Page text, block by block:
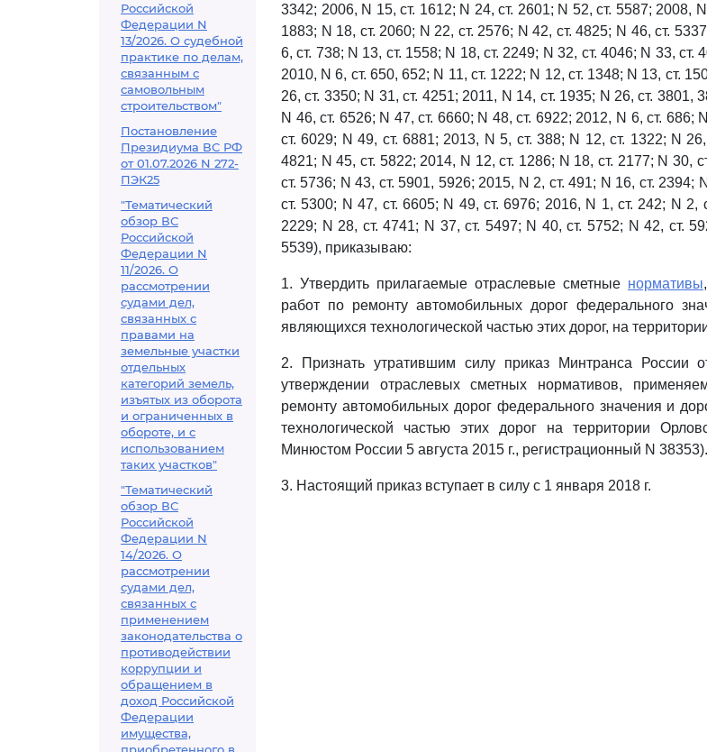
Российской
Федерации N
13/2026. О судебной
практике по делам,
связанным с
самовольным
строительством"
Постановление
Президиума ВС РФ
от 01.07.2026 N 272-
ПЭК25
"Тематический
обзор ВС
Российской
Федерации N
11/2026. О
рассмотрении
судами дел,
связанных с
правами на
земельные участки
отдельных
категорий земель,
изъятых из оборота
и ограниченных в
обороте, и с
использованием
таких участков"
"Тематический
обзор ВС
Российской
Федерации N
14/2026. О
рассмотрении
судами дел,
связанных с
применением
законодательства о
противодействии
коррупции и
обращением в
доход Российской
Федерации
имущества,
3342; 2006, N 15, ст. 1612; N 24, ст. 2601; N 52, ст. 5587; 2008,
1883; N 18, ст. 2060; N 22, ст. 2576; N 42, ст. 4825; N 46, ст.
6, ст. 738; N 13, ст. 1558; N 18, ст. 2249; N 32, ст. 4046; N 33, ст.
2010, N 6, ст. 650, 652; N 11, ст. 1222; N 12, ст. 1348; N 13, ст.
26, ст. 3350; N 31, ст. 4251; 2011, N 14, ст. 1935; N 26, ст. 3801,
N 46, ст. 6526; N 47, ст. 6660; N 48, ст. 6922; 2012, N 6, ст. 686;
ст. 6029; N 49, ст. 6881; 2013, N 5, ст. 388; N 12, ст. 1322; N
4821; N 45, ст. 5822; 2014, N 12, ст. 1286; N 18, ст. 2177; N 30,
ст. 5736; N 43, ст. 5901, 5926; 2015, N 2, ст. 491; N 16, ст. 2394;
ст. 5300; N 47, ст. 6605; N 49, ст. 6976; 2016, N 1, ст. 242; N 2,
2229; N 28, ст. 4741; N 37, ст. 5497; N 40, ст. 5752; N 42, ст.
5539), приказываю:
1. Утвердить прилагаемые отраслевые сметные нормативы
работ по ремонту автомобильных дорог федерального
являющихся технологической частью этих дорог, на
2. Признать утратившим силу приказ Минтранса
утверждении отраслевых сметных нормативов,
ремонту автомобильных дорог федерального значения и
технологической частью этих дорог на территории
Минюстом России 5 августа 2015 г., регистрационный N 38353).
3. Настоящий приказ вступает в силу с 1 января 2018 г.